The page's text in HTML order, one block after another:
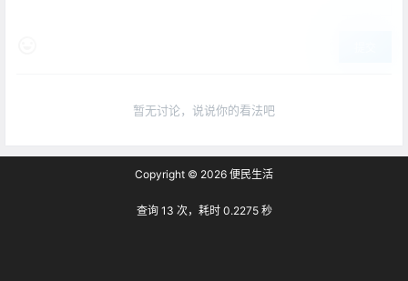
暂无讨论，说说你的看法吧
Copyright © 2026 便民生活
查询 13 次，耗时 0.2275 秒